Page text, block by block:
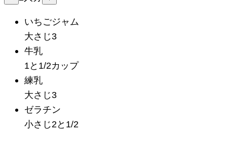
いちごジャム
大さじ3
牛乳
1と1/2カップ
練乳
大さじ3
ゼラチン
小さじ2と1/2